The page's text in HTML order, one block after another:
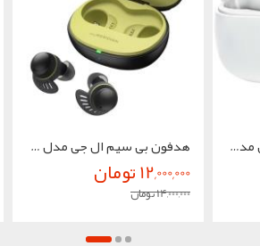
هدفون بی سیم ال جی مدل DTF7Q
12,000,000 تومان
14,000,000 تومان
هدفون بلوتوثی جی بی ال مدل MAU...